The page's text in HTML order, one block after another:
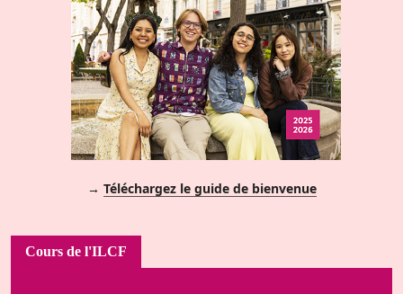
→ Téléchargez le guide de bienvenue
Cours de l'ILCF